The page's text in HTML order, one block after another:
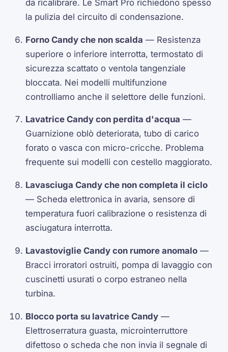
da ricalibrare. Le Smart Pro richiedono spesso
la pulizia del circuito di condensazione.
Forno Candy che non scalda — Resistenza
superiore o inferiore interrotta, termostato di
sicurezza scattato o ventola tangenziale
bloccata. Nei modelli multifunzione
controlliamo anche il selettore delle funzioni.
Lavatrice Candy con perdita d'acqua —
Guarnizione oblò deteriorata, tubo di carico
forato o vasca con micro-cricche. Problema
frequente sui modelli con cestello maggiorato.
Lavasciuga Candy che non completa il ciclo
— Scheda elettronica in avaria, sensore di
temperatura fuori calibrazione o resistenza di
asciugatura interrotta.
Lavastoviglie Candy con rumore anomalo —
Bracci irroratori ostruiti, pompa di lavaggio con
cuscinetti usurati o corpo estraneo nella
turbina.
Blocco porta su lavatrice Candy —
Elettroserratura guasta, microinterruttore
difettoso o scheda che non invia il segnale di